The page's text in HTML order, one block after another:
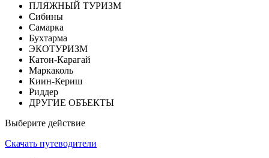
ПЛЯЖНЫЙ ТУРИЗМ
Сибины
Самарка
Бухтарма
ЭКОТУРИЗМ
Катон-Карагай
Маркаколь
Киин-Кериш
Риддер
ДРУГИЕ ОБЪЕКТЫ
Выберите действие
Скачать путеводители